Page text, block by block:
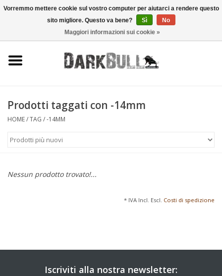
0 Articoli - €0,00
tiro
all'aperto
Prodotti taggati con -14mm
HOME/TAG /-14MM
Nessun prodotto trovato!...
* IVA Incl. Escl. Costi di spedizione
Iscriviti alla nostra newsletter:
Vorremmo mettere cookie sul vostro computer per aiutarci a rendere questo
sito migliore. Questo va bene?
Sì
No
Maggiori informazioni sui cookie »